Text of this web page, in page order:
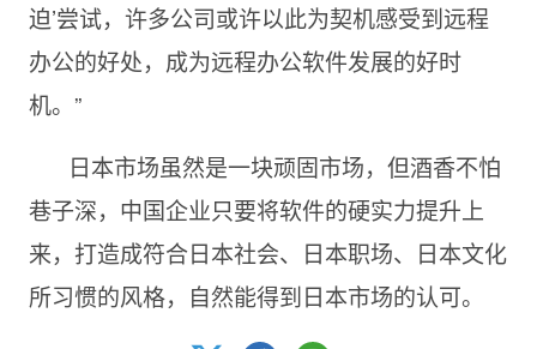
迫’尝试，许多公司或许以此为契机感受到远程
办公的好处，成为远程办公软件发展的好时
机。”
日本市场虽然是一块顽固市场，但酒香不怕
巷子深，中国企业只要将软件的硬实力提升上
来，打造成符合日本社会、日本职场、日本文化
所习惯的风格，自然能得到日本市场的认可。